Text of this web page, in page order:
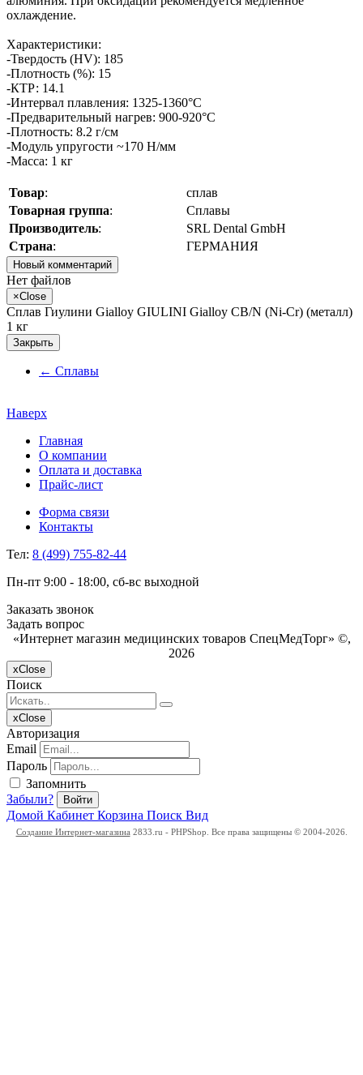
охлаждение.
Характеристики:
-Твердость (HV): 185
-Плотность (%): 15
-КТР: 14.1
-Интервал плавления: 1325-1360°С
-Предварительный нагрев: 900-920°С
-Плотность: 8.2 г/см
-Модуль упругости ~170 Н/мм
-Масса: 1 кг
Товар:
сплав
Товарная группа:
Сплавы
Производитель:
SRL Dental GmbH
Страна: ГЕРМАНИЯ
Новый комментарий
Нет файлов
×Close
Сплав Гиулини Gialloy GIULINI Gialloy CB/N (Ni-Cr) (металл)
1 кг
Закрыть
← Сплавы
Наверх
Главная
О компании
Оплата и доставка
Прайс-лист
Форма связи
Контакты
Тел: 8 (499) 755-82-44
Пн-пт 9:00 - 18:00, сб-вс выходной
Заказать звонок
Задать вопрос
«Интернет магазин медицинских товаров СпецМедТорг» ©,
2026
xClose
Поиск
xClose
Авторизация
Email
Пароль
Запомнить
Забыли?
Войти
Домой Кабинет Корзина Поиск Вид
Создание Интернет-магазина 2833.ru - PHPShop. Все права защищены © 2004-2026.